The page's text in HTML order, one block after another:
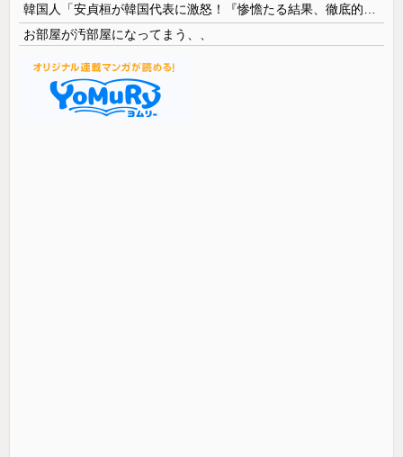
お部屋が汚部屋になってまう、、